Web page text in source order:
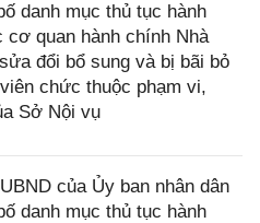
danh mục thủ tục hành
quan hành chính Nhà
đổi bổ sung và bị bãi bỏ
chức thuộc phạm vi,
Sở Nội vụ
của Ủy ban nhân dân
danh mục thủ tục hành